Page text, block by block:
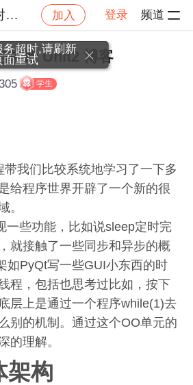
2024年北航面向对象设计与构造 加入 登录 频道
面向对象设计与构造
构造 Unit2 博客
学生
我们比较系统地学习了一下多
给程序世界开辟了一个新的很
。
一些功能，比如说sleep定时完
就接触了一些同步和异步的概
如PyQt写一些GUI小东西的时
程，包括也思考过比如，按下
层上是通过一个程序while(1)去
别的机制。通过这个OO单元的
的理解。
架构
务超时,请刷新
面重试